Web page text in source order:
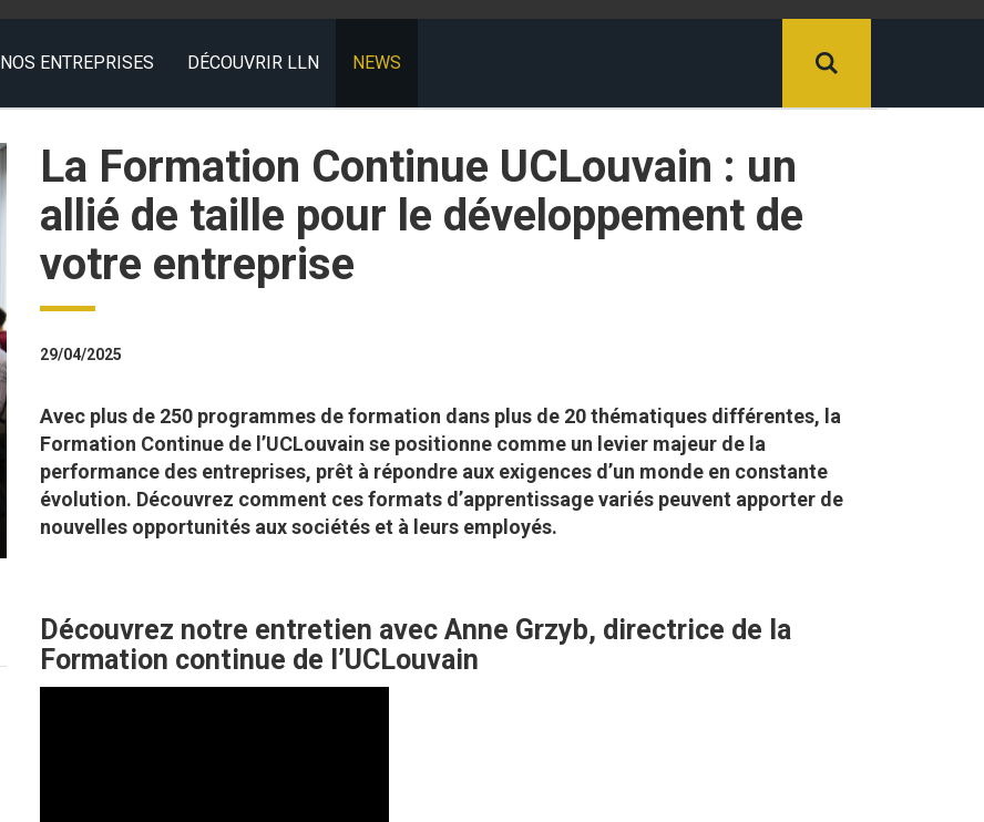
NOS ENTREPRISES DÉCOUVRIR LLN NEWS
La Formation Continue UCLouvain : un
allié de taille pour le développement de
votre entreprise
29/04/2025
Avec plus de 250 programmes de formation dans plus de 20 thématiques différentes, la
Formation Continue de l’UCLouvain se positionne comme un levier majeur de la
performance des entreprises, prêt à répondre aux exigences d’un monde en constante
évolution. Découvrez comment ces formats d’apprentissage variés peuvent apporter de
nouvelles opportunités aux sociétés et à leurs employés.
Découvrez notre entretien avec Anne Grzyb, directrice de la
Formation continue de l’UCLouvain